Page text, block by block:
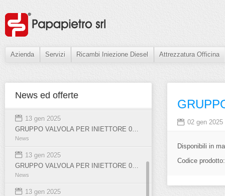
Azienda Servizi Ricambi Iniezione Diesel Attrezzatura Officina
News ed offerte
31 gen 2025
VALVOLA RECUPERO ORIGINALE INIETTORI C4I
13 gen 2025
13 gen 2025
GRUPPO VALVOLA PER INIETTORE 0445110419
News
13 gen 2025
GRUPPO VALVOLA PER INIETTORE 0445110524
News
13 gen 2025
02 gen 2025
Disponibili in
Codice